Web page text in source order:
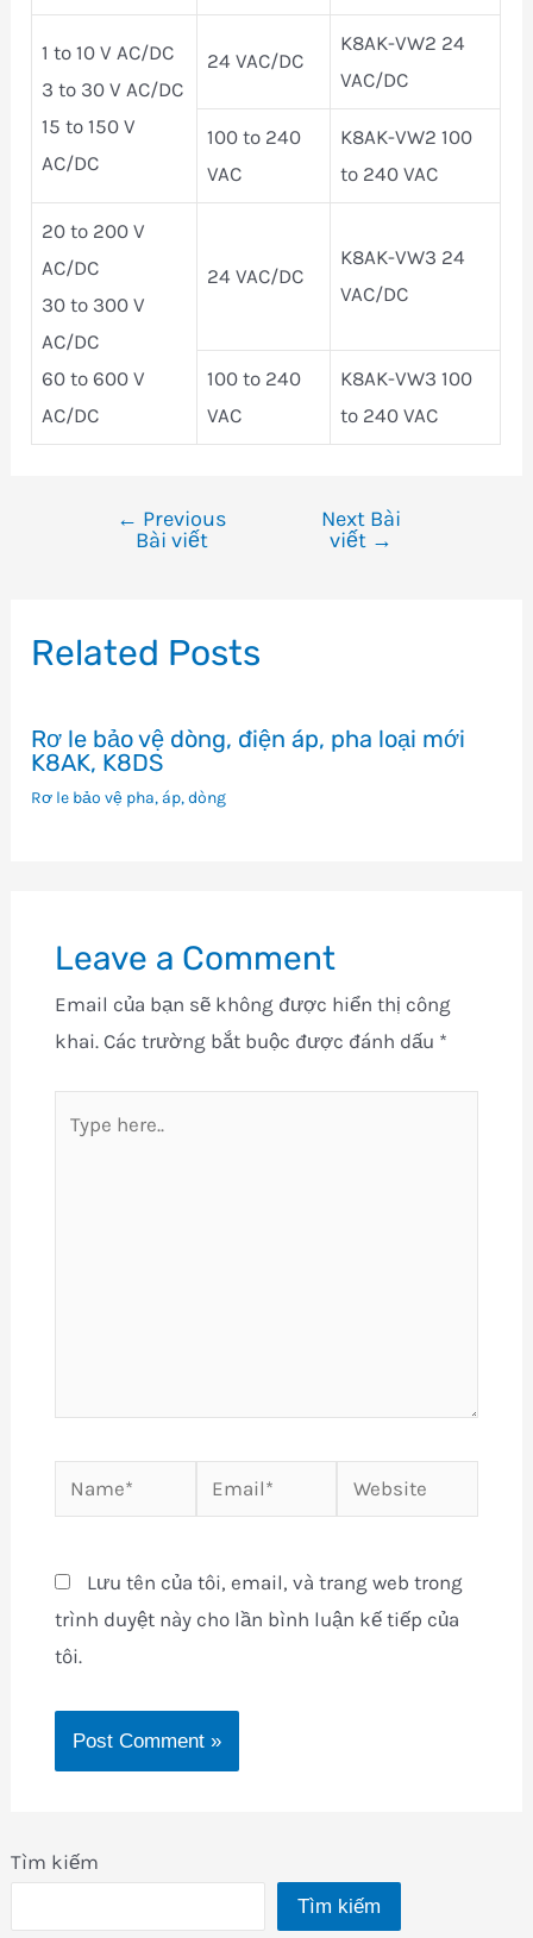
Tìm kiếm
Tìm kiếm
1 to 10 V AC/DC
3 to 30 V AC/DC
15 to 150 V
AC/DC
24 VAC/DC
K8AK-VW2 24
VAC/DC
100 to 240
VAC
K8AK-VW2 100
to 240 VAC
20 to 200 V
AC/DC
30 to 300 V
AC/DC
60 to 600 V
AC/DC
24 VAC/DC
K8AK-VW3 24
VAC/DC
100 to 240
VAC
K8AK-VW3 100
to 240 VAC
viết
← Previous
Bài viết
Next Bài
viết →
Related Posts
Rơ le bảo vệ dòng, điện áp, pha loại mới
K8AK, K8DS
Rơ le bảo vệ pha, áp, dòng
Leave a Comment
Email của bạn sẽ không được hiển thị công
khai. Các trường bắt buộc được đánh dấu *
here..
Name* Email* Website
Lưu tên của tôi, email, và trang web trong
trình duyệt này cho lần bình luận kế tiếp của
tôi.